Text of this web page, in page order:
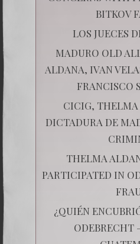
BITKOV
LOS JUECES
MADURO OLD
ALDANA, IVAN
FRANCISCO
CICIG, THELMA
DICTADURA DE
THELMA
PARTICIPATED IN
¿QUIÉN
ODEBRECHT